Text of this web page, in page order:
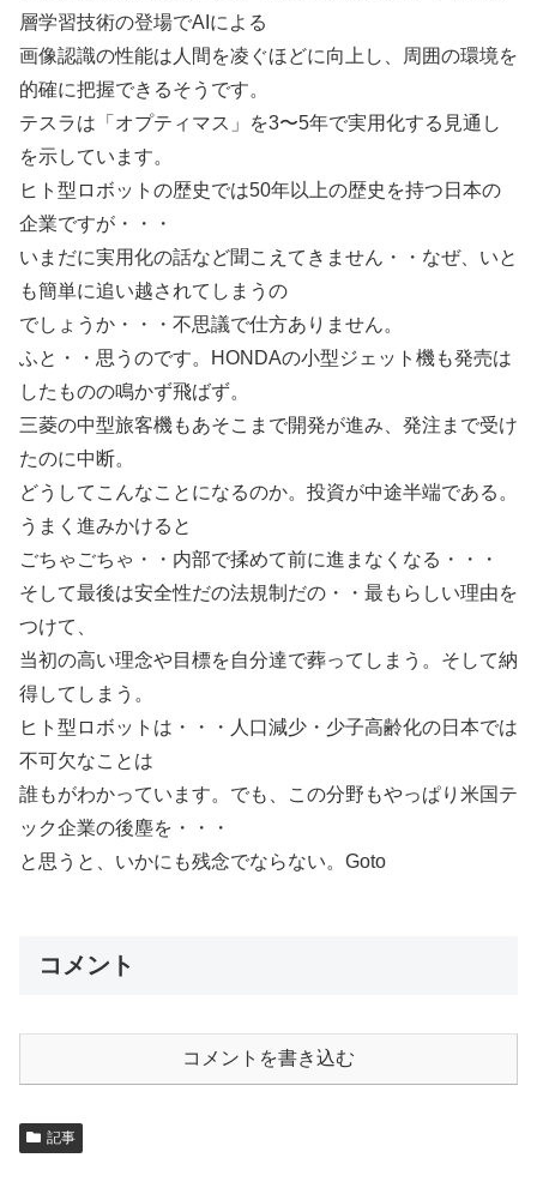
層学習技術の登場でAIによる
画像認識の性能は人間を凌ぐほどに向上し、周囲の環境を
的確に把握できるそうです。
テスラは「オプティマス」を3〜5年で実用化する見通し
を示しています。
ヒト型ロボットの歴史では50年以上の歴史を持つ日本の
企業ですが・・・
いまだに実用化の話など聞こえてきません・・なぜ、いと
も簡単に追い越されてしまうの
でしょうか・・・不思議で仕方ありません。
ふと・・思うのです。HONDAの小型ジェット機も発売は
したものの鳴かず飛ばず。
三菱の中型旅客機もあそこまで開発が進み、発注まで受け
たのに中断。
どうしてこんなことになるのか。投資が中途半端である。
うまく進みかけると
ごちゃごちゃ・・内部で揉めて前に進まなくなる・・・
そして最後は安全性だの法規制だの・・最もらしい理由を
つけて、
当初の高い理念や目標を自分達で葬ってしまう。そして納
得してしまう。
ヒト型ロボットは・・・人口減少・少子高齢化の日本では
不可欠なことは
誰もがわかっています。でも、この分野もやっぱり米国テ
ック企業の後塵を・・・
と思うと、いかにも残念でならない。Goto
コメント
コメントを書き込む
記事